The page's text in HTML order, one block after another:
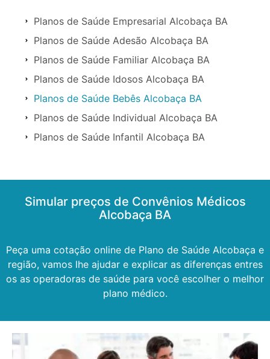
Planos de Saúde Empresarial Alcobaça BA
Planos de Saúde Adesão Alcobaça BA
Planos de Saúde Familiar Alcobaça BA
Planos de Saúde Idosos Alcobaça BA
Planos de Saúde Bebês Alcobaça BA
Planos de Saúde Individual Alcobaça BA
Planos de Saúde Infantil Alcobaça BA
Simular preços de Convênios Médicos
Alcobaça BA
Peça uma cotação online de Plano de Saúde Alcobaça e
região, vamos lhe ajudar e explicar as diferenças entres
os as operadoras de saúde para você escolher o melhor
plano médico.